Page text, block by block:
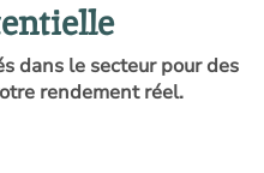
dans le secteur pour des
rendement réel.